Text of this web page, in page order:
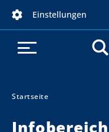
Einstellungen
Sie sind hier:
Startseite
Infobereich